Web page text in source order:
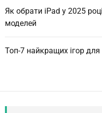
Як обрати iPad у 2025
моделей
Топ-7 найкращих ігор для